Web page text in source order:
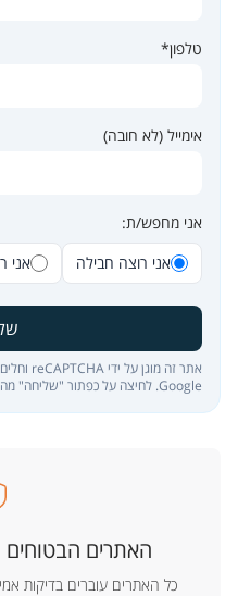
טלפון*
אימייל (לא חובה)
אני מחפש/ת:
אני רוצה חבילה
אני
אתר זה מוגן על ידי reCAPTCHA וחלים
Google. לחיצה על כפתור "שליחה" מהווה הסכמה ל
האתרים
כל האתרים עוברים בדיקות